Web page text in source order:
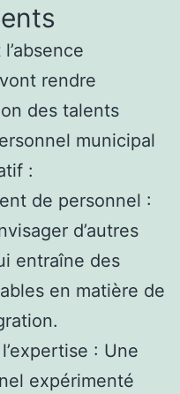
rendre
des talents
municipal
:
de personnel :
d’autres
entraîne des
en matière de
: Une
expérimenté